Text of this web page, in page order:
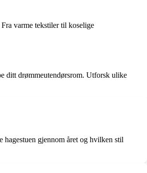
varme tekstiler til koselige
ditt drømmeutendørsrom. Utforsk ulike
hagestuen gjennom året og hvilken stil